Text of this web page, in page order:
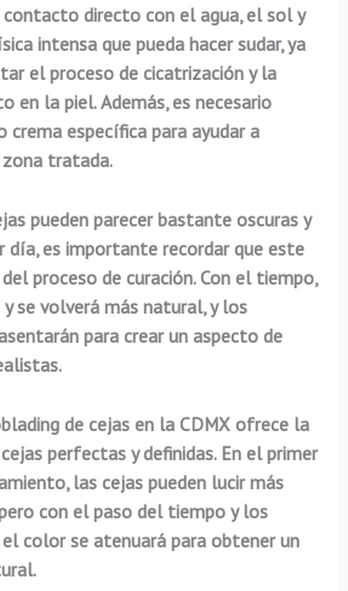
directo con el agua, el sol y
intensa que pueda hacer sudar, ya
el proceso de cicatrización y la
en la piel. Además, es necesario
crema específica para ayudar a
tratada.
pueden parecer bastante oscuras y
día, es importante recordar que este
proceso de curación. Con el tiempo,
se volverá más natural, y los
para crear un aspecto de
de cejas en la CDMX ofrece la
perfectas y definidas. En el primer
las cejas pueden lucir más
con el paso del tiempo y los
el color se atenuará para obtener un